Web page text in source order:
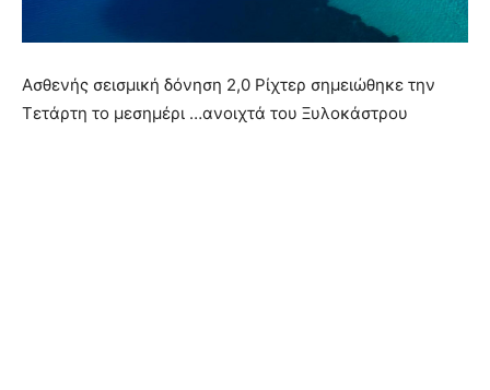
Ασθενής σεισμική δόνηση 2,0 Ρίχτερ σημειώθηκε την
Τετάρτη το μεσημέρι …ανοιχτά του Ξυλοκάστρου